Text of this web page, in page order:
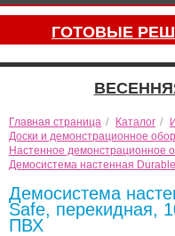
ГОТОВЫЕ
Главная страница / Каталог /
Доски и демонстрационное
Настенное демонстрационное
Демосистема настенная
Демосистема
Safe, перекидная,
ПВХ